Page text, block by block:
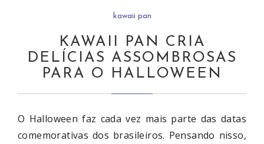
kawaii pan
KAWAII PAN CRIA
DELÍCIAS ASSOMBROSAS
PARA O HALLOWEEN
O Halloween faz cada vez mais parte das datas
comemorativas dos brasileiros. Pensando nisso,